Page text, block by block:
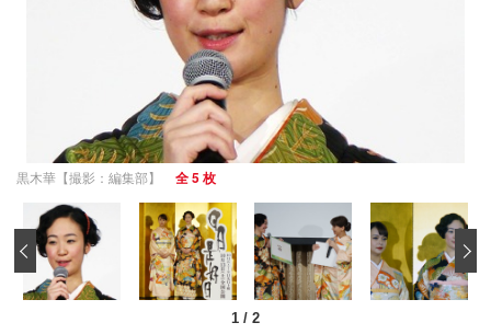
黒木華【撮影：編集部】 全 5 枚
1 / 2
‹